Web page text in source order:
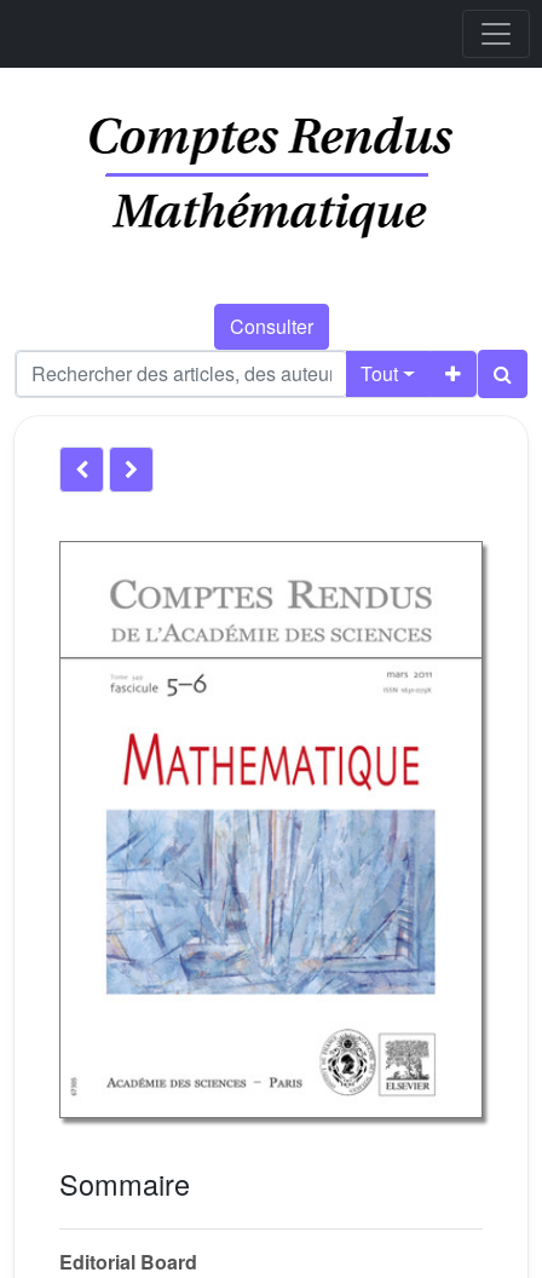
Consulter
Tout
Sommaire
Editorial Board